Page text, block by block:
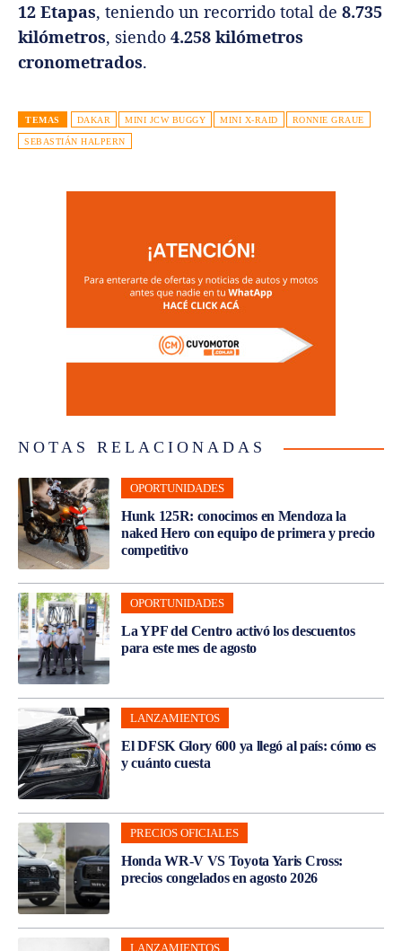
12 Etapas, teniendo un recorrido total de 8.735
kilómetros, siendo 4.258 kilómetros
cronometrados.
TEMAS DAKAR MINI JCW BUGGY MINI X-RAID RONNIE GRAUE
SEBASTIÁN HALPERN
NOTAS RELACIONADAS
OPORTUNIDADES
Hunk 125R: conocimos en Mendoza la
naked Hero con equipo de primera y precio
competitivo
OPORTUNIDADES
La YPF del Centro activó los descuentos
para este mes de agosto
LANZAMIENTOS
El DFSK Glory 600 ya llegó al país: cómo es
y cuánto cuesta
PRECIOS OFICIALES
Honda WR-V VS Toyota Yaris Cross:
precios congelados en agosto 2026
LANZAMIENTOS